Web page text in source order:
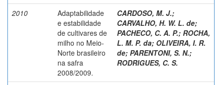
2010
Adaptabilidade
e estabilidade
de cultivares de
milho no Meio-
Norte brasileiro
na safra
2008/2009.
CARDOSO, M. J.;
CARVALHO, H. W. L. de;
PACHECO, C. A. P.; ROCHA,
L. M. P. da; OLIVEIRA, I. R.
de; PARENTONI, S. N.;
RODRIGUES, C. S.